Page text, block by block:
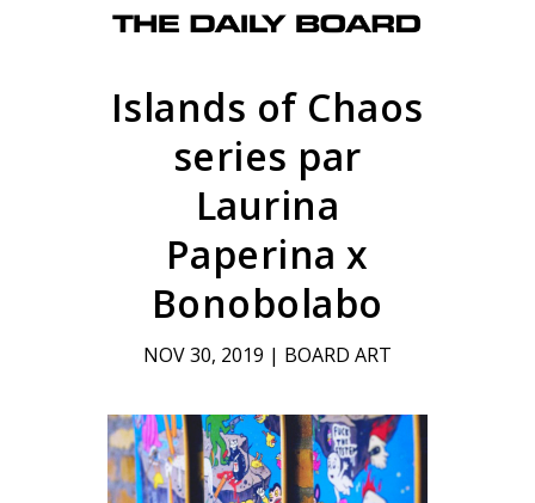
Islands of Chaos
series par
Laurina
Paperina x
Bonobolabo
NOV 30, 2019 | BOARD ART